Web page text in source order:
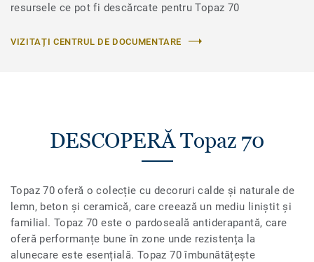
resursele ce pot fi descărcate pentru Topaz 70
VIZITAȚI CENTRUL DE DOCUMENTARE
DESCOPERĂ Topaz 70
Topaz 70 oferă o colecție cu decoruri calde și naturale de
lemn, beton și ceramică, care creează un mediu liniștit și
familial. Topaz 70 este o pardoseală antiderapantă, care
oferă performanțe bune în zone unde rezistența la
alunecare este esențială. Topaz 70 îmbunătățește